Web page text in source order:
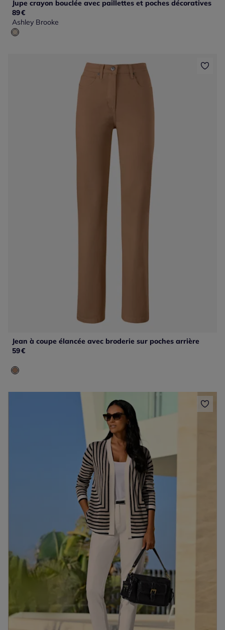
Jupe crayon bouclée avec paillettes et poches décoratives
89€
Ashley Brooke
Jean à coupe élancée avec broderie sur poches arrière
59€